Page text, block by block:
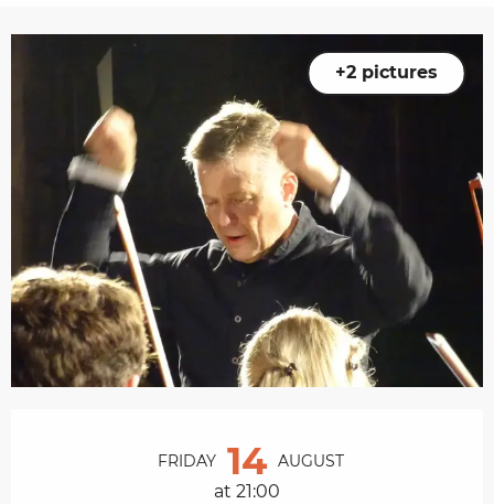
+2 pictures
FRIDAY 14 AUGUST
at 21:00